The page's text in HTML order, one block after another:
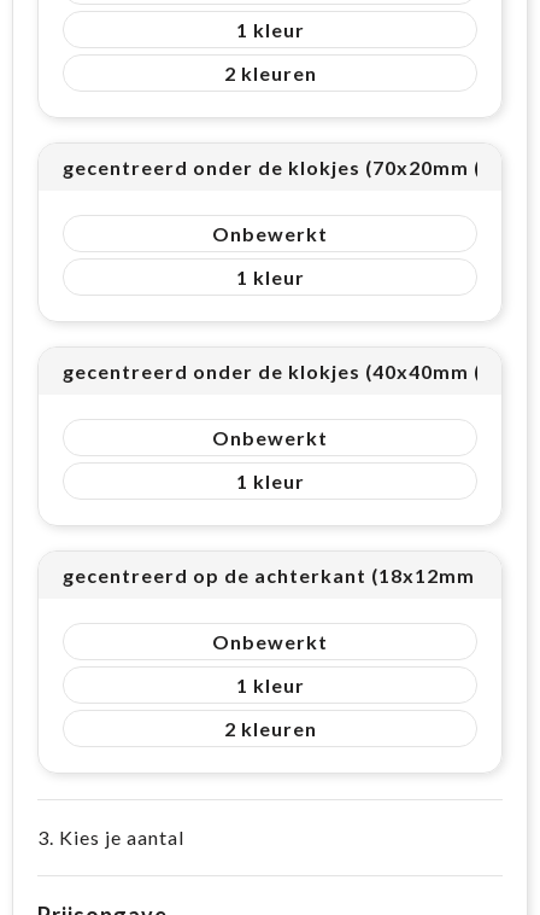
1
2
gecentreerd onder de klokjes (70x20mm
Onbewerkt
1
gecentreerd onder de klokjes (40x40mm
Onbewerkt
1
gecentreerd op de achterkant (18x12mm
Onbewerkt
1
2
3. Kies je aantal